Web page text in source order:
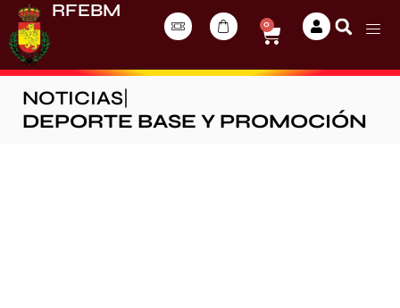
RFEBM
0
NOTICIAS
DEPORTE BASE Y PROMOCIÓN